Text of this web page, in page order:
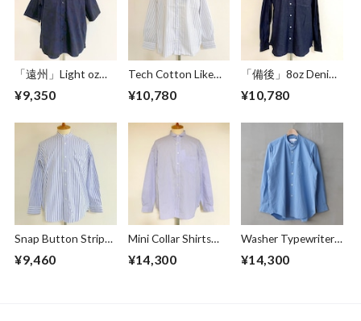
「遠州」Light oz
Pocket Half Sleeve
Botanical Deep
Navy
¥9,350
Tech Cotton Like
Line Shirts Ivory
¥10,780
「備後」8oz Denim
Shirts Dark Indigo
¥10,780
Snap Button Stripe
Shirts White
¥9,460
Mini Collar Shirts
¥14,300
Washer Typewriter
Collar Shirt Blue
¥14,300